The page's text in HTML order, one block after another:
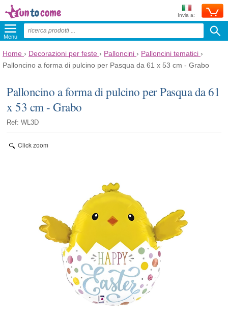
Invia a:
Menu
Home › Decorazioni per feste › Palloncini › Palloncini tematici ›
Palloncino a forma di pulcino per Pasqua da 61 x 53 cm - Grabo
Palloncino a forma di pulcino per Pasqua da 61
x 53 cm - Grabo
Ref: WL3D
Click zoom